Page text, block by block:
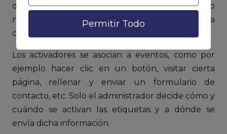
Permitir Todo
desencadenantes) son condiciones que activan (o
no) ciertas etiquetas, dependiendo de la
configuración que se haya elegido.
Los activadores se asocian a eventos, como por
ejemplo hacer clic en un botón, visitar cierta
página, rellenar y enviar un formulario de
contacto, etc. Solo el administrador decide cómo y
cuándo se activan las etiquetas y a dónde se
envía dicha información.